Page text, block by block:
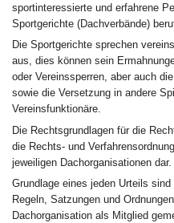
sportinteressierte und erfahrene
Sportgerichte (Dachverbände)
Die Sportgerichte sprechen
aus, dies können sein
oder Vereinssperren, aber auch
sowie die Versetzung in andere
Vereinsfunktionäre.
Die Rechtsgrundlagen für die
die Rechts- und
jeweiligen Dachorganisationen dar.
Grundlage eines jeden Urteils
Regeln, Satzungen und
Dachorganisation als Mitglied